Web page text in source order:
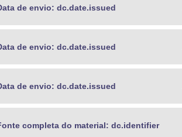
de envio: dc.date.issued
de envio: dc.date.issued
de envio: dc.date.issued
completa do material: dc.identifier